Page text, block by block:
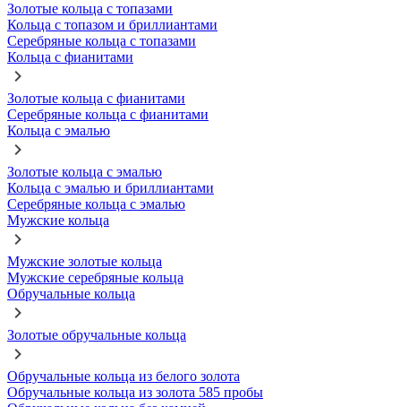
Золотые кольца с топазами
Кольца с топазом и бриллиантами
Серебряные кольца с топазами
Кольца с фианитами
Золотые кольца с фианитами
Серебряные кольца с фианитами
Кольца с эмалью
Золотые кольца с эмалью
Кольца с эмалью и бриллиантами
Серебряные кольца с эмалью
Мужские кольца
Мужские золотые кольца
Мужские серебряные кольца
Обручальные кольца
Золотые обручальные кольца
Обручальные кольца из белого золота
Обручальные кольца из золота 585 пробы